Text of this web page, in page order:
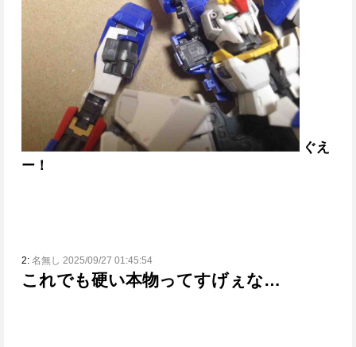
ぐえ
ー！
2: 名無し 2025/09/27 01:45:54
これでも硬い本物ってすげぇな…